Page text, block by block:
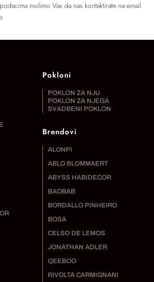
molimo Vas da nas kontaktirate na email
Pokloni
POKLON ZA NJU
POKLON ZA NJEGA
SVADBENI POKLON
Brendovi
ALONPI
ABLO BLOMMAERT
ABYSS HABIDECOR
BAOBAB
BORDALLO PINHEIRO
BOSA
CELSO DE LEMOS
JONATHAN ADLER
QEEBOO
RIVOLTA CARMIGNANI